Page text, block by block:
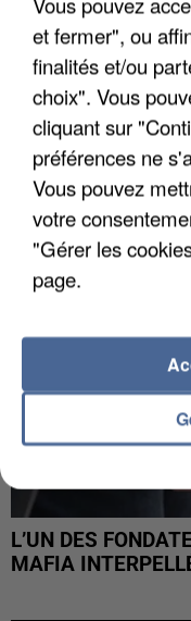
APRÈS TOUTES
DE FAUNE
L’UN DES
MAFIA
et fermer", ou
finalités et/ou
choix". Vous
cliquant sur
préférences ne
Vous pouvez
votre
"Gérer les
page.